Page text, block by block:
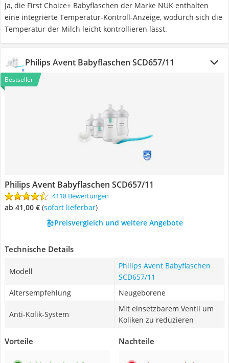
Ja, die First Choice+ Babyflaschen der Marke NUK enthalten
eine integrierte Temperatur-Kontroll-Anzeige, wodurch sich die
Temperatur der Milch leicht kontrollieren lässt.
Philips Avent Babyflaschen SCD657/11
Bestseller
Philips Avent Babyflaschen SCD657/11
4118 Bewertungen
ab 41,00 € ( Sofort lieferbar)
Preisvergleich und weitere Angebote
Technische Details
Modell
Philips Avent Babyflaschen
SCD657/11
Altersempfehlung
Neugeborene
Anti-Kolik-System
Mit einsetzbarem Ventil um
Koliken zu reduzieren
Vorteile Nachteile